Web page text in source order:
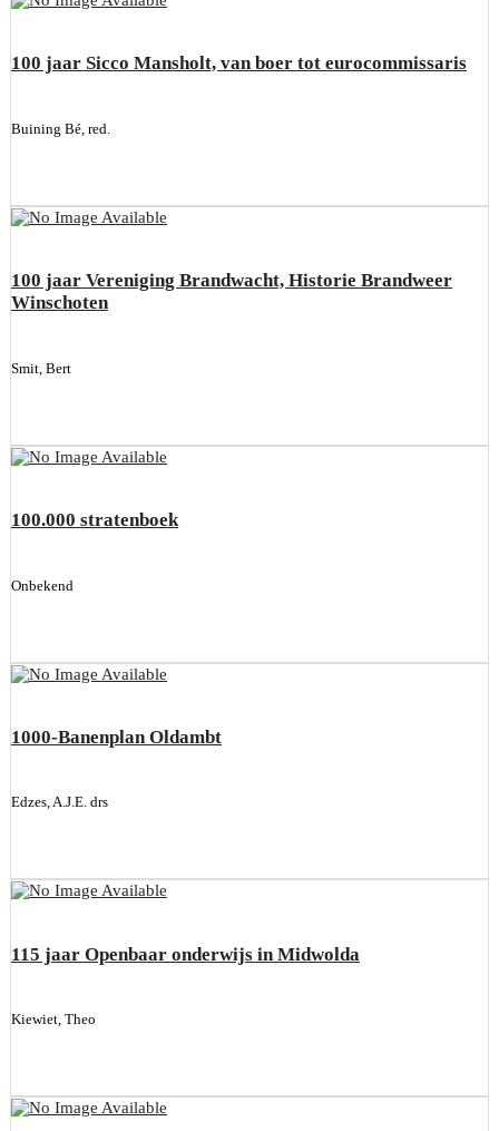
100 jaar Sicco Mansholt, van boer tot eurocommissaris
Buining Bé, red.
100 jaar Vereniging Brandwacht, Historie Brandweer
Winschoten
Smit, Bert
100.000 stratenboek
Onbekend
1000-Banenplan Oldambt
Edzes, A.J.E. drs
115 jaar Openbaar onderwijs in Midwolda
Kiewiet, Theo